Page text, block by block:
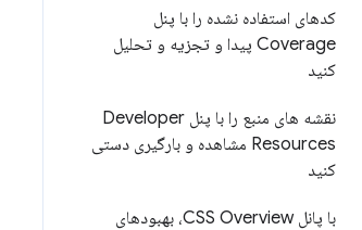
کدهای استفاده نشده را با پنل
Coverage پیدا و تجزیه و تحلیل
کنید
نقشه های منبع را با پنل Developer
Resources مشاهده و بارگیری دستی
کنید
با پانل CSS Overview، بهبودهای